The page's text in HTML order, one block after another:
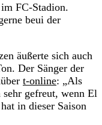
FC-Stadion.
beui der
äußerte sich auch
Der Sänger der
t-online: „Als
gefreut, wenn El
in dieser Saison